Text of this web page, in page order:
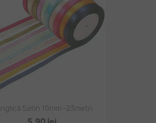
Satin 10mm -23metri